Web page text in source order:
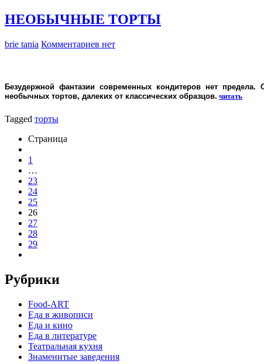
НЕОБЫЧНЫЕ ТОРТЫ
brie tania Комментариев нет
Безудержной фантазии современных кондитеров нет
необычных тортов, далеких от классических образцов. читать
Tagged торты
Страница
1
…
23
24
25
26
27
28
29
Рубрики
Food-ART
Еда в живописи
Еда и кино
Еда в литературе
Театральная кухня
Знаменитые заведения